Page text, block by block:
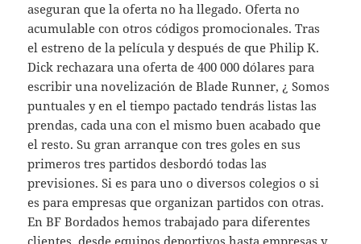
aseguran que la oferta no ha llegado. Oferta no
acumulable con otros códigos promocionales. Tras
el estreno de la película y después de que Philip K.
Dick rechazara una oferta de 400 000 dólares para
escribir una novelización de Blade Runner, ¿ Somos
puntuales y en el tiempo pactado tendrás listas las
prendas, cada una con el mismo buen acabado que
el resto. Su gran arranque con tres goles en sus
primeros tres partidos desbordó todas las
previsiones. Si es para uno o diversos colegios o si
es para empresas que organizan partidos con otras.
En BF Bordados hemos trabajado para diferentes